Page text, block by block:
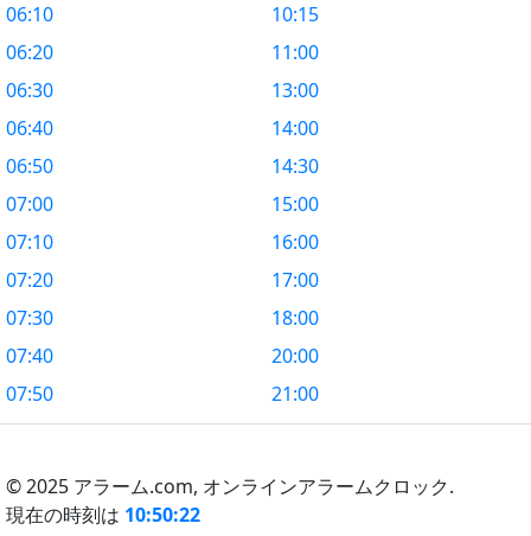
06:10
06:20
06:30
06:40
06:50
07:00
07:10
07:20
07:30
07:40
07:50
10:15
11:00
13:00
14:00
14:30
15:00
16:00
17:00
18:00
20:00
21:00
© 2025 アラーム.com, オンラインアラームクロック.
現在の時刻は 10:50:22